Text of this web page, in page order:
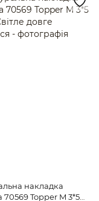
накладка
70569 Topper M 3*5